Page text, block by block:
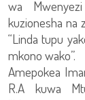
wa
kuzionesha na
“Linda tupu
mkono wako”.
Amepokea
R.A kuwa